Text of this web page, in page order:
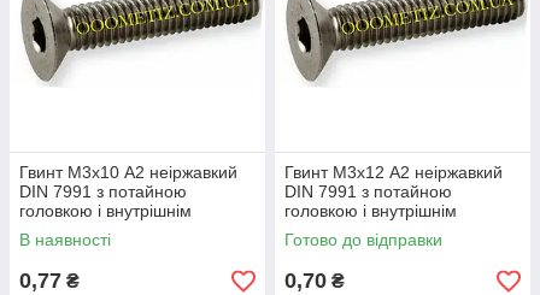
Гвинт М3х10 А2 неіржавкий
DIN 7991 з потайною
головкою і внутрішнім
шестигранником
В наявності
0,77 ₴
Гвинт М3х12 А2 неіржавкий
DIN 7991 з потайною
головкою і внутрішнім
шестигранником
Готово до відправки
0,70 ₴